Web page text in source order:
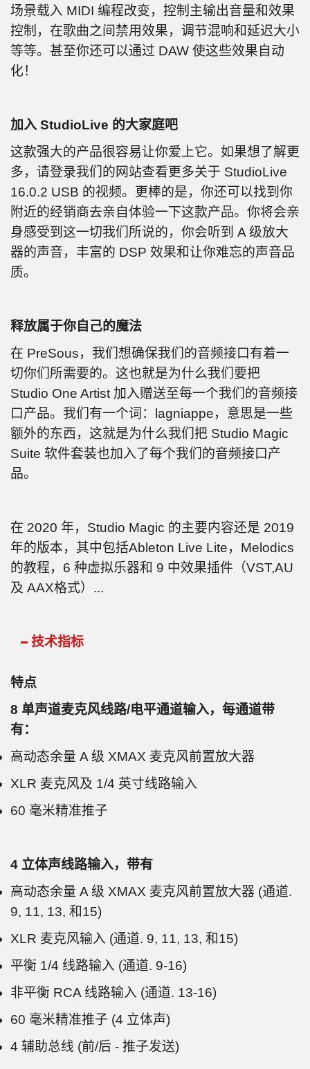
场景载入 MIDI 编程改变，控制主输出音量和效果
控制，在歌曲之间禁用效果，调节混响和延迟大小
等等。甚至你还可以通过 DAW 使这些效果自动
化！
加入 StudioLive 的大家庭吧
这款强大的产品很容易让你爱上它。如果想了解更
多，请登录我们的网站查看更多关于 StudioLive
16.0.2 USB 的视频。更棒的是，你还可以找到你
附近的经销商去亲自体验一下这款产品。你将会亲
身感受到这一切我们所说的，你会听到 A 级放大
器的声音，丰富的 DSP 效果和让你难忘的声音品
质。
释放属于你自己的魔法
在 PreSous，我们想确保我们的音频接口有着一
切你们所需要的。这也就是为什么我们要把
Studio One Artist 加入赠送至每一个我们的音频接
口产品。我们有一个词：lagniappe，意思是一些
额外的东西，这就是为什么我们把 Studio Magic
Suite 软件套装也加入了每个我们的音频接口产
品。
在 2020 年，Studio Magic 的主要内容还是 2019
年的版本，其中包括Ableton Live Lite，Melodics
的教程，6 种虚拟乐器和 9 中效果插件（VST,AU
及 AAX格式）...
技术指标
特点
8 单声道麦克风线路/电平通道输入，每通道带
有：
高动态余量 A 级 XMAX 麦克风前置放大器
XLR 麦克风及 1/4 英寸线路输入
60 毫米精准推子
4 立体声线路输入，带有
高动态余量 A 级 XMAX 麦克风前置放大器 (通道.
9, 11, 13, 和15)
XLR 麦克风输入 (通道. 9, 11, 13, 和15)
平衡 1/4 线路输入 (通道. 9-16)
非平衡 RCA 线路输入 (通道. 13-16)
60 毫米精准推子 (4 立体声)
4 辅助总线 (前/后 - 推子发送)